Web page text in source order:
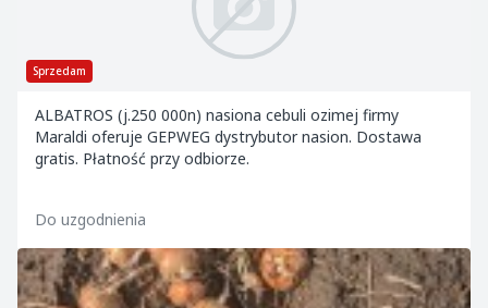
Sprzedam
ALBATROS (j.250 000n) nasiona cebuli ozimej firmy
Maraldi oferuje GEPWEG dystrybutor nasion. Dostawa
gratis. Płatność przy odbiorze.
Do uzgodnienia